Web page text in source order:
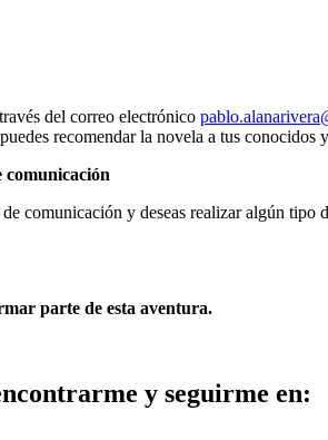
del correo electrónico
recomendar la novela a tus
comunicación
comunicación y deseas realizar algún
parte de esta aventura.
y seguirme en: